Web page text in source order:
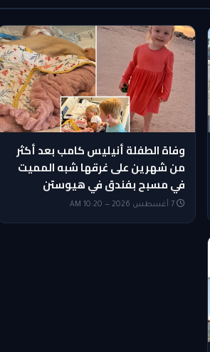
وفاة الطفلة أنيليس كامب بعد أكثر
من شهرين على غرقها شبه المميت
في مسبح بفندق في هيوستن
7 أغسطس 2026 — 10:20 AM